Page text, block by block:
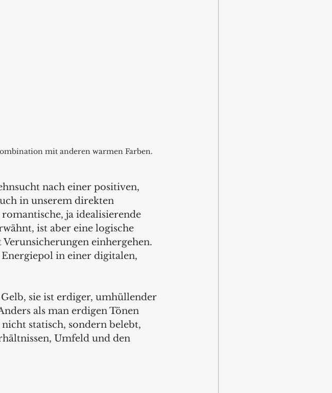
mit anderen warmen Farben.
nach einer positiven,
in unserem direkten
ja idealisierende
ist aber eine logische
einhergehen.
in einer digitalen,
sie ist erdiger, umhüllender
als man erdigen Tönen
statisch, sondern belebt,
Umfeld und den